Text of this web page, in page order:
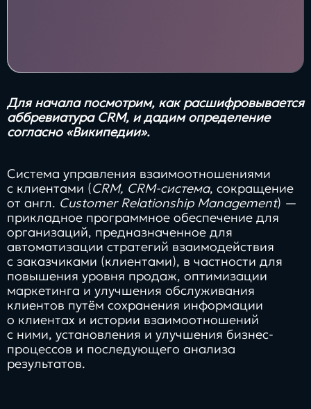
Заполнить
бриф
Контакты
8 800 505 34 99
info@direkt.ink
Для начала посмотрим, как расшифровывается
аббревиатура CRM, и дадим определение
согласно «Википедии».
Система управления взаимоотношениями
с клиентами (CRM, CRM-система, сокращение
от англ. Customer Relationship Management) —
прикладное программное обеспечение для
организаций, предназначенное для
автоматизации стратегий взаимодействия
с заказчиками (клиентами), в частности для
повышения уровня продаж, оптимизации
маркетинга и улучшения обслуживания
клиентов путём сохранения информации
о клиентах и истории взаимоотношений
с ними, установления и улучшения бизнес-
процессов и последующего анализа
результатов.